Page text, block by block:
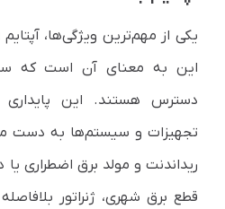
این به معنای آن است که
دسترس هستند. این پایداری
تجهیزات و سیستم‌ها به دست
ریداندنت و مولد برق اضطراری
قطع برق شهری، ژنراتور